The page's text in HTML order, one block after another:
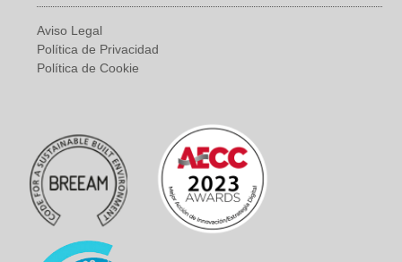
Aviso Legal
Política de Privacidad
Política de Cookie